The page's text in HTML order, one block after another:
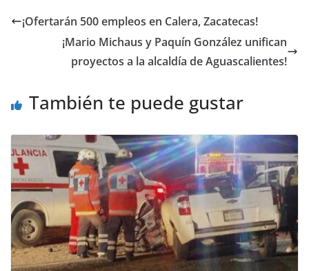
¡Ofertarán 500 empleos en Calera, Zacatecas!
¡Mario Michaus y Paquín González unifican
proyectos a la alcaldía de Aguascalientes!
También te puede gustar